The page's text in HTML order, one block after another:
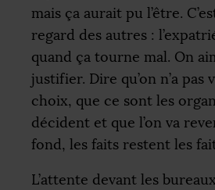
mais ça aurait pu l’être.
regard des autres :
quand ça tourne mal. On
justifier. Dire qu’on n’a pas
choix, que ce sont les
décident et que l’on va
fond, les faits restent les
L’attente devant les